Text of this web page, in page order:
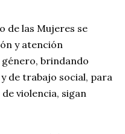
de las Mujeres se
y atención
género, brindando
de trabajo social, para
violencia, sigan